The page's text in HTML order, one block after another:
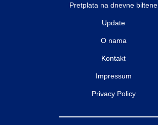
Pretplata na dnevne biltene
Update
O nama
Kontakt
Impressum
Privacy Policy